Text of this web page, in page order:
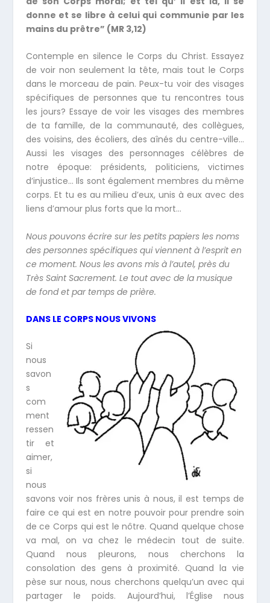
donne et se libre à celui qui communie par les
mains du prêtre” (MR 3,12)
Contemple en silence le Corps du Christ. Essayez
de voir non seulement la tête, mais tout le Corps
dans le morceau de pain. Peux-tu voir des visages
spécifiques de personnes que tu rencontres tous
les jours? Essaye de voir les visages des membres
de ta famille, de la communauté, des collègues,
des voisins, des écoliers, des aînés du centre-ville…
Aussi les visages des personnages célèbres de
notre époque: présidents, politiciens, victimes
d’injustice… Ils sont également membres du même
corps. Et tu es au milieu d’eux, unis à eux avec des
liens d’amour plus forts que la mort…
Nous pouvons écrire sur les petits papiers les noms
des personnes spécifiques qui viennent à l’esprit en
ce moment. Nous les avons mis à l’autel, près du
Très Saint Sacrement. Le tout avec de la musique
de fond et par temps de prière.
DANS LE CORPS NOUS VIVONS
Si
nous
savon
s
com
ment
ressen
tir et
aimer,
si
nous
savons voir nos frères unis à nous, il est temps de
faire ce qui est en notre pouvoir pour prendre soin
de ce Corps qui est le nôtre. Quand quelque chose
va mal, on va chez le médecin tout de suite.
Quand nous pleurons, nous cherchons la
consolation des gens à proximité. Quand la vie
pèse sur nous, nous cherchons quelqu’un avec qui
partager le poids. Aujourd’hui, l’Église nous